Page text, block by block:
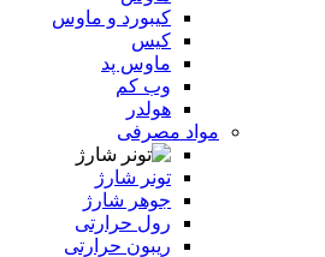
کیبورد و ماوس
کیس
ماوس پد
وب کم
هولدر
مواد مصرفی
تونر شارژ
جوهر شارژ
رول حرارتی
ریبون حرارتی